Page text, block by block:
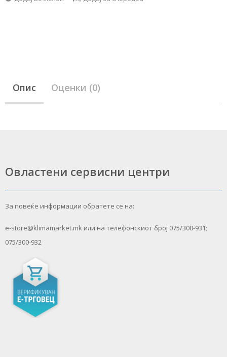
Опис Оценки (0)
Овластени сервисни центри
За повеќе информации обратете се на:
e-store@klimamarket.mk или на телефонскиот број 075/300-931;
075/300-932